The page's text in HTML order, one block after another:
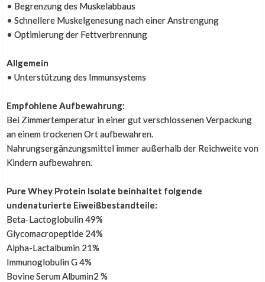
• Begrenzung des Muskelabbaus
• Schnellere Muskelgenesung nach einer Anstrengung
• Optimierung der Fettverbrennung
Allgemein
• Unterstützung des Immunsystems
Empfohlene Aufbewahrung:
Bei Zimmertemperatur in einer gut verschlossenen Verpackung
an einem trockenen Ort aufbewahren.
Nahrungsergänzungsmittel immer außerhalb der Reichweite von
Kindern aufbewahren.
Pure Whey Protein Isolate beinhaltet folgende
undenaturierte Eiweißbestandteile:
Beta-Lactoglobulin 49%
Glycomacropeptide 24%
Alpha-Lactalbumin 21%
Immunoglobulin G 4%
Bovine Serum Albumin2 %
Top
Ingo Heidrich
19. Oktober 2022
Top
Super im Geschmack
Friderike Wachs
20. März 2022
Finde das Produkt super im Geschmack
Hat mitgeholfen abzuspecken
hans-christof müller
top produkt... hat mitgeholfen in 2 jahren 67kg
abzuspecken...